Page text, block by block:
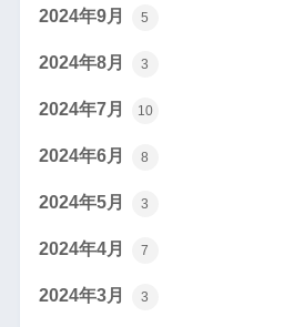
2024年9月 5
2024年8月 3
2024年7月 10
2024年6月 8
2024年5月 3
2024年4月 7
2024年3月 3